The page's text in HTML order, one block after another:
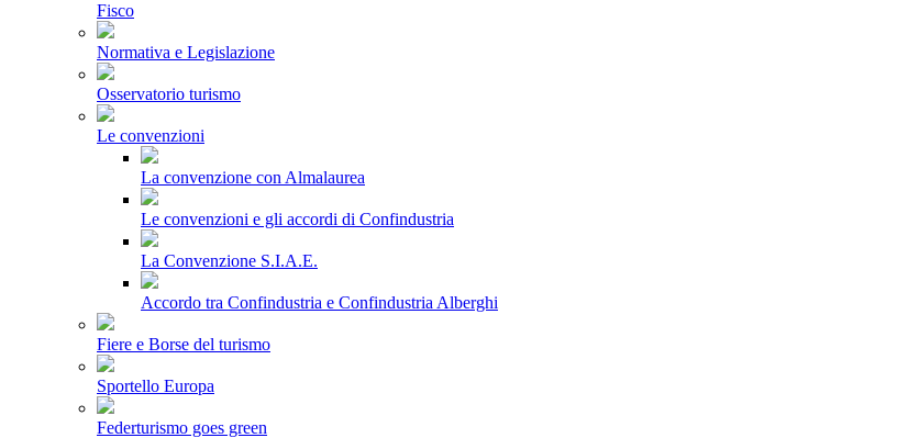
Fisco
Normativa e Legislazione
Osservatorio turismo
Le convenzioni
La convenzione con Almalaurea
Le convenzioni e gli accordi di Confindustria
La Convenzione S.I.A.E.
Accordo tra Confindustria e Confindustria Alberghi
Fiere e Borse del turismo
Sportello Europa
Federturismo goes green